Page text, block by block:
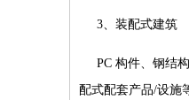
3、装配式建筑
PC 构件、钢结
配式配套产品/设施